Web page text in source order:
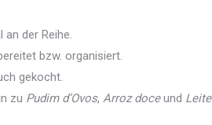
der Reihe.
bzw. organisiert.
gekocht.
zu Pudim d’Ovos, Arroz doceund Leite